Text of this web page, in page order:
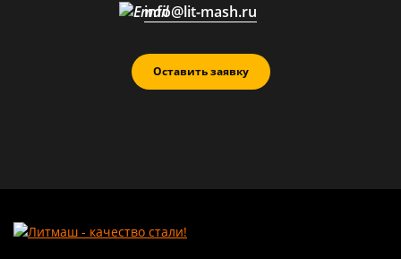
Оставить заявку
info@lit-mash.ru